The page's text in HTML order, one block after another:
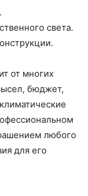
света.
от многих
бюджет,
любого
для его